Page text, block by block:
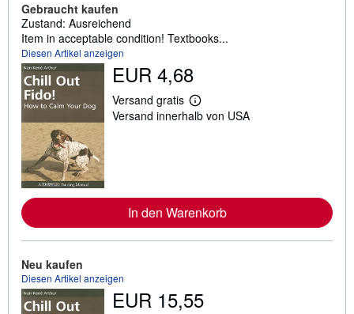
Gebraucht kaufen
Zustand: Ausreichend
Item in acceptable condition! Textbooks...
Diesen Artikel anzeigen
EUR 4,68
Versand gratis
W
e
n
f
o
n
Versand innerhalb von USA
In den Warenkorb
Neu kaufen
Diesen Artikel anzeigen
EUR 15,55